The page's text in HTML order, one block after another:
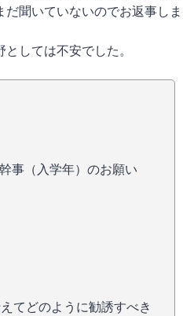
聞いていないのでお返事しま
しては不安でした。
事（入学年）のお願い
てどのように勧誘すべき